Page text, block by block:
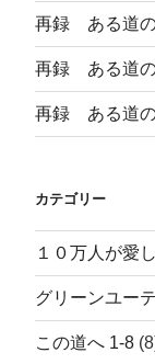
再録 ある道の
再録 ある道
再録 ある道
カテゴリー
１０万人が愛
グリーンユー
この道へ 1-8